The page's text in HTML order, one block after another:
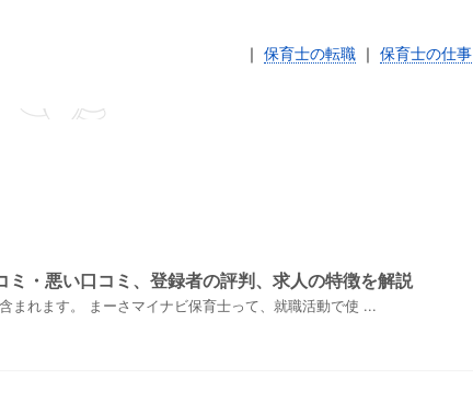
｜ 保育士の転職 ｜ 保育士の仕事
ミ・悪い口コミ、登録者の評判、求人の特徴を解説
まれます。 まーさマイナビ保育士って、就職活動で使 ...